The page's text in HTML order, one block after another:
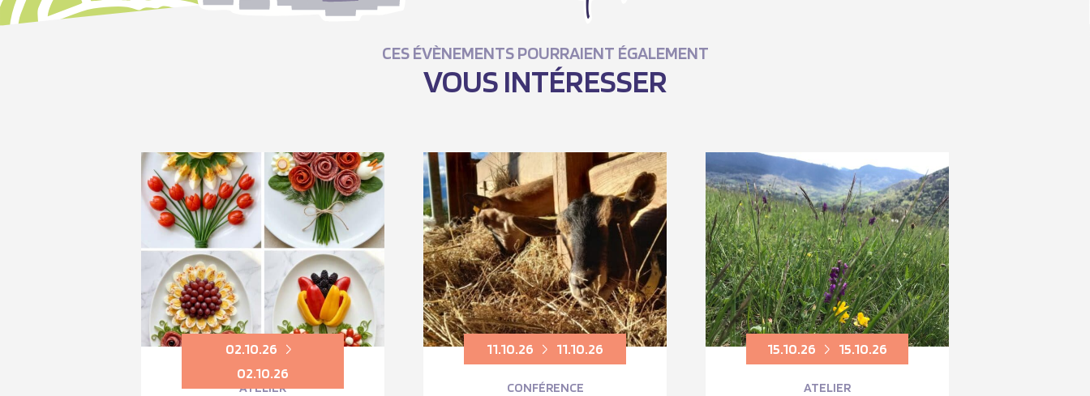
CES ÉVÈNEMENTS POURRAIENT ÉGALEMENT
VOUS INTÉRESSER
02.10.26
02.10.26
ATELIER
11.10.26 11.10.26
CONFÉRENCE
15.10.26 15.10.26
ATELIER